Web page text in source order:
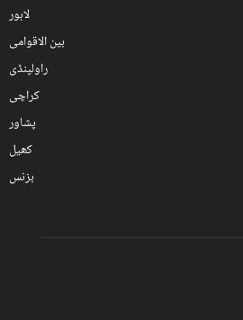
لاہور
بین الاقوامی
راولپنڈی
کراچی
پشاور
کھیل
بزنس